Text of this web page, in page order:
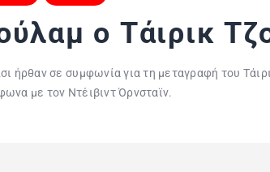
ο Τάιρικ
ήρθαν σε συμφωνία για τη μεταγραφή του
με τον Ντέιβιντ Όρνσταϊν.